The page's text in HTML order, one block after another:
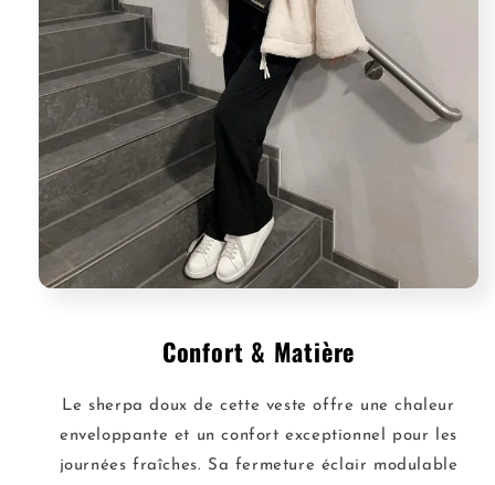
Confort & Matière
Le sherpa doux de cette veste offre une chaleur
enveloppante et un confort exceptionnel pour les
journées fraîches. Sa fermeture éclair modulable